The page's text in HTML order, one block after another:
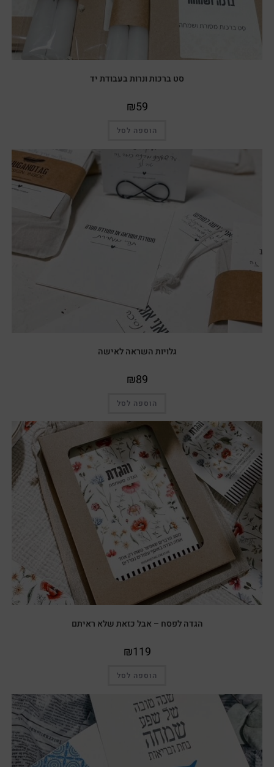
סט ברכות ונרות בעבודת יד
₪59
הוספה לסל
גלויות השראה לאישה
₪89
הוספה לסל
הגדה לפסח – אבל כזאת שלא ראיתם
₪119
הוספה לסל